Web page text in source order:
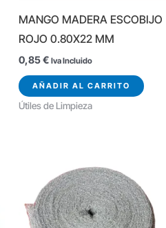
MANGO MADERA ESCOBIJO
ROJO 0.80X22 MM
0,85€ Iva Incluido
AÑADIR AL CARRITO
Útiles de Limpieza